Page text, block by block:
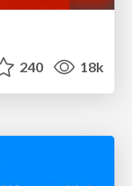
240 18k